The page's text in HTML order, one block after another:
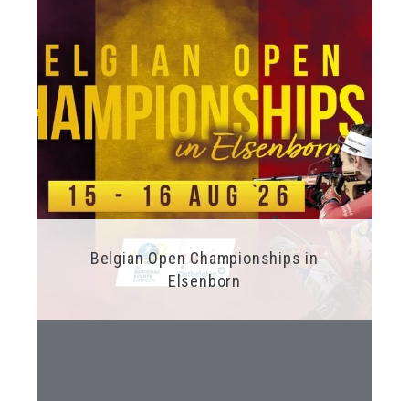
Belgian Open Championships in
Elsenborn